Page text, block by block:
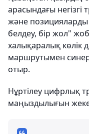
арасындағы негізгі
және позицияларды
белдеу, бір жол"
халықаралық көлік
маршрутымен
отыр.
Нұртілеу цифрлық
маңыздылығын жеке